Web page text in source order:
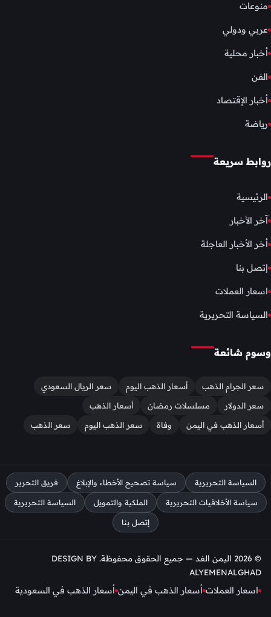
منوعات
عربي ودولي
أخبار محلية
الفن
أخبار الإقتصاد
رياضة
روابط سريعة
الرئيسية
آخر الأخبار
أخر الأخبار العاجلة
إتصل بنا
اسعار العملات
السياسة التحريرية
وسوم شائعة
سعر الجرام الذهب أسعار الذهب اليوم
سعر الريال السعودي
سعر الدولار
مسلسلات رمضان
أسعار الذهب
أسعار الذهب في اليمن
وفاة سعر الذهب اليوم سعر الذهب
السياسة التحريرية سياسة تصحيح الأخطاء والإبلاغ فريق التحرير
سياسة الأخلاقيات التحريرية الملكية والتمويل السياسة التحريرية
إتصل بنا
© 2026 اليمن الغد — جميع الحقوق محفوظة. DESIGN BY
ALYEMENALGHAD
اسعار العملات أسعار الذهب في اليمن أسعار الذهب في السعودية